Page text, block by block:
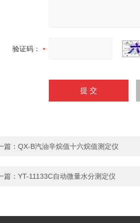
验证码：
篇： QX-B汽油辛烷值十六烷值测定仪
篇： YT-11133C自动微量水分测定仪